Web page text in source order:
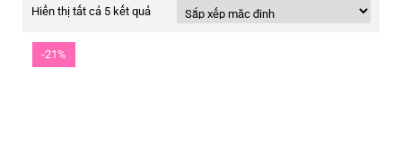
Hiển thị tất cả 5 kết quả
-21%